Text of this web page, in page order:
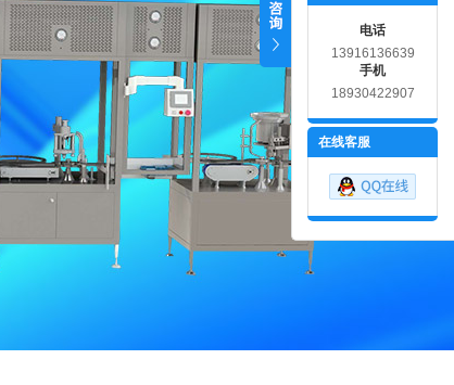
电话
13916136639
手机
18930422907
在线客服